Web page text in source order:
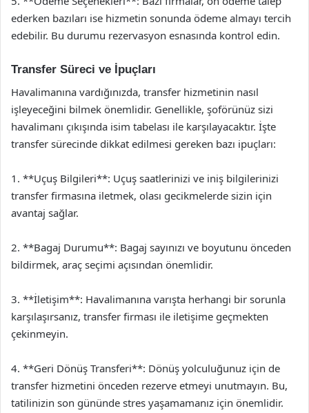
ederken bazıları ise hizmetin sonunda ödeme almayı tercih
edebilir. Bu durumu rezervasyon esnasında kontrol edin.
Transfer Süreci ve İpuçları
Havalimanına vardığınızda, transfer hizmetinin nasıl
işleyeceğini bilmek önemlidir. Genellikle, şoförünüz sizi
havalimanı çıkışında isim tabelası ile karşılayacaktır. İşte
transfer sürecinde dikkat edilmesi gereken bazı ipuçları:
1. **Uçuş Bilgileri**: Uçuş saatlerinizi ve iniş bilgilerinizi
transfer firmasına iletmek, olası gecikmelerde sizin için
avantaj sağlar.
2. **Bagaj Durumu**: Bagaj sayınızı ve boyutunu önceden
bildirmek, araç seçimi açısından önemlidir.
3. **İletişim**: Havalimanına varışta herhangi bir sorunla
karşılaşırsanız, transfer firması ile iletişime geçmekten
çekinmeyin.
4. **Geri Dönüş Transferi**: Dönüş yolculuğunuz için de
transfer hizmetini önceden rezerve etmeyi unutmayın. Bu,
tatilinizin son gününde stres yaşamamanız için önemlidir.